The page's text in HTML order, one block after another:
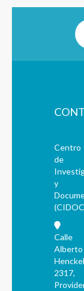
Centro
de
y
Calle
Alberto
Henckel
2317,